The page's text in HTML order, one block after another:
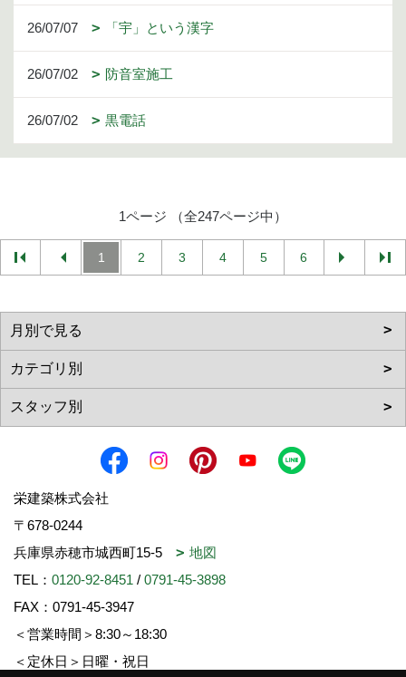
26/07/07 「宇」という漢字
26/07/02 防音室施工
26/07/02 黒電話
1ページ （全247ページ中）
1 2 3 4 5 6
栄建築株式会社
〒678-0244
兵庫県赤穂市城西町15-5
地図
TEL： 0120-92-8451 / 0791-45-3898
FAX：0791-45-3947
＜営業時間＞8:30～18:30
＜定休日＞日曜・祝日